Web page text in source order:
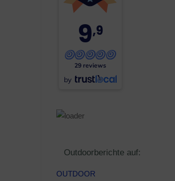
9,9
29 reviews
by
Outdoorberichte auf:
OUTDOOR